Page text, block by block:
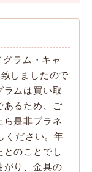
ラム・キャ
しましたので
ラムは買い取
あるため、ご
ら是非ブラネ
ください。年
とのことでし
がり、金具の